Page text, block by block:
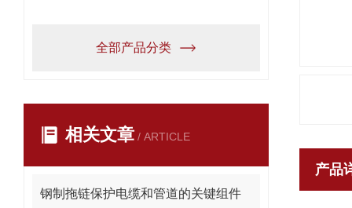
全部产品分类
相关文章 / ARTICLE
钢制拖链保护电缆和管道的关键组件
产品